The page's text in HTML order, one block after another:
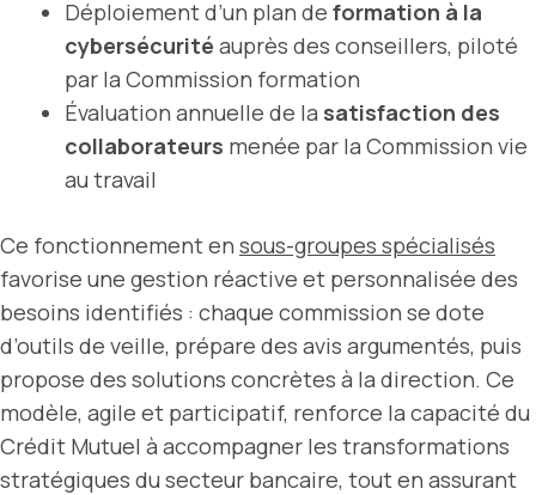
Déploiement d’un plan de formation à la
cybersécurité auprès des conseillers, piloté
par la Commission formation
Évaluation annuelle de la satisfaction des
collaborateurs menée par la Commission vie
au travail
Ce fonctionnement en sous-groupes spécialisés
favorise une gestion réactive et personnalisée des
besoins identifiés : chaque commission se dote
d’outils de veille, prépare des avis argumentés, puis
propose des solutions concrètes à la direction. Ce
modèle, agile et participatif, renforce la capacité du
Crédit Mutuel à accompagner les transformations
stratégiques du secteur bancaire, tout en assurant